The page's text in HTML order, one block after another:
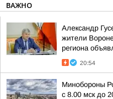
ВАЖНО
Александр
жители
региона
20:54
Минобороны
с 8.00 мск до